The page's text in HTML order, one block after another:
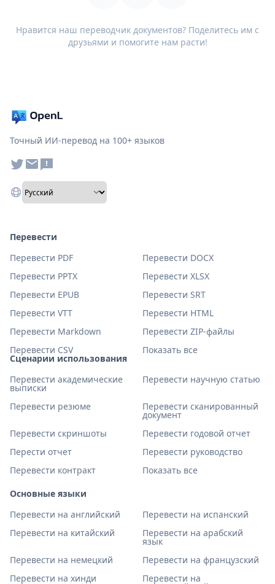
Нравится наш переводчик документов? Поделитесь им с
друзьями и помогите нам расти!
Точный ИИ-перевод на 100+ языков
Сценарии использования
Перевести академические
выписки
Перевести научную статью
Перевести резюме Перевести сканированный
документ
Перевести скриншоты
Перевести годовой отчет
Перести отчет
Перевести руководство
Перевести контракт
Показать все
Основные языки
Перевести на английский
Перевести на испанский
Перевести на китайский
Перевести на арабский
язык
Перевести на немецкий
Перевести на французский
Перевести на хинди
Перевести на
Перевести
Перевести PDF
Перевести DOCX
Перевести PPTX
Перевести XLSX
Перевести EPUB
Перевести SRT
Перевести VTT
Перевести HTML
Перевести Markdown
Перевести ZIP-файлы
Перевести CSV
Показать все